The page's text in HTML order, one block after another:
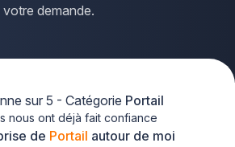
demande.
de Portail autour de moi
sur 5 - Catégorie Portail
nous ont déjà fait confiance